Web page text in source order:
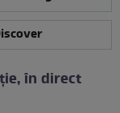
în direct